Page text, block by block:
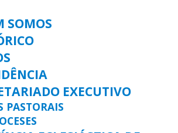
SOMOS
EXECUTIVO
PASTORAIS